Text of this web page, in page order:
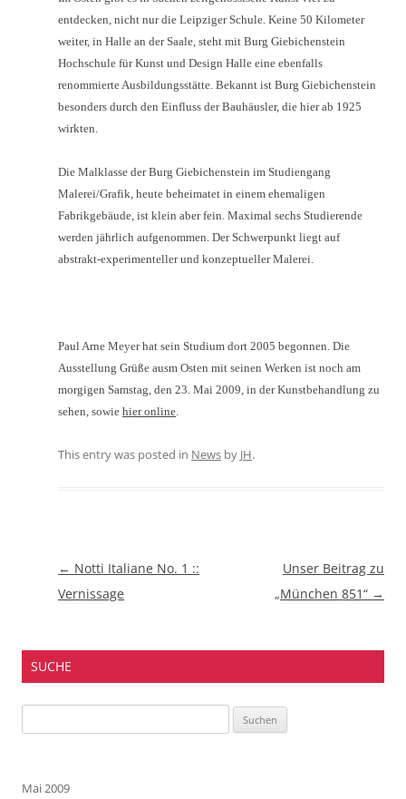
entdecken, nicht nur die Leipziger Schule. Keine 50 Kilometer
weiter, in Halle an der Saale, steht mit Burg Giebichenstein
Hochschule für Kunst und Design Halle eine ebenfalls
renommierte Ausbildungsstätte. Bekannt ist Burg Giebichenstein
besonders durch den Einfluss der Bauhäusler, die hier ab 1925
wirkten.
Die Malklasse der Burg Giebichenstein im Studiengang
Malerei/Grafik, heute beheimatet in einem ehemaligen
Fabrikgebäude, ist klein aber fein. Maximal sechs Studierende
werden jährlich aufgenommen. Der Schwerpunkt liegt auf
abstrakt-experimenteller und konzeptueller Malerei.
Paul Arne Meyer hat sein Studium dort 2005 begonnen. Die
Ausstellung Grüße ausm Osten mit seinen Werken ist noch am
morgigen Samstag, den 23. Mai 2009, in der Kunstbehandlung zu
sehen, sowie hier online.
This entry was posted in News by JH.
Beitragsnavigation
← Notti Italiane No. 1 ::
Vernissage
Unser Beitrag zu
„München 851“ →
SUCHE
nach:
Mai 2009